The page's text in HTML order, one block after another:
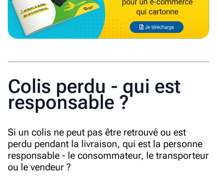
Colis perdu - qui est
responsable ?
Si un colis ne peut pas être retrouvé ou est
perdu pendant la livraison, qui est la personne
responsable - le consommateur, le transporteur
ou le vendeur ?